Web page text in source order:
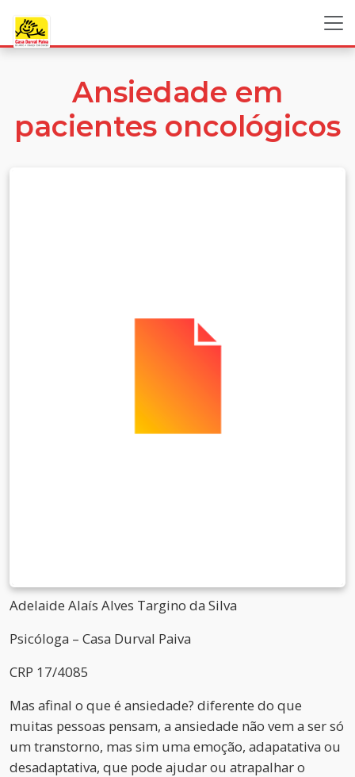
Ansiedade em
pacientes oncológicos
Adelaide Alaís Alves Targino da Silva
Psicóloga – Casa Durval Paiva
CRP 17/4085
Mas afinal o que é ansiedade? diferente do que
muitas pessoas pensam, a ansiedade não vem a ser só
um transtorno, mas sim uma emoção, adapatativa ou
desadaptativa, que pode ajudar ou atrapalhar o